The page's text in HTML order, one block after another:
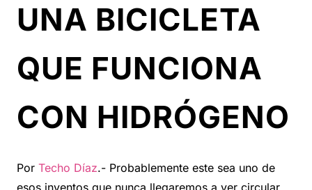
UNA BICICLETA
QUE FUNCIONA
CON HIDRÓGENO
Por Techo Díaz.- Probablemente este sea uno de
esos inventos que nunca llegaremos a ver circular